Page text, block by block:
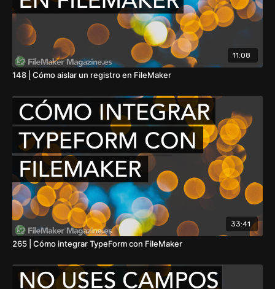
11:08
148 | Cómo aislar un registro en FileMaker
33:41
265 | Cómo integrar TypeForm con FileMaker